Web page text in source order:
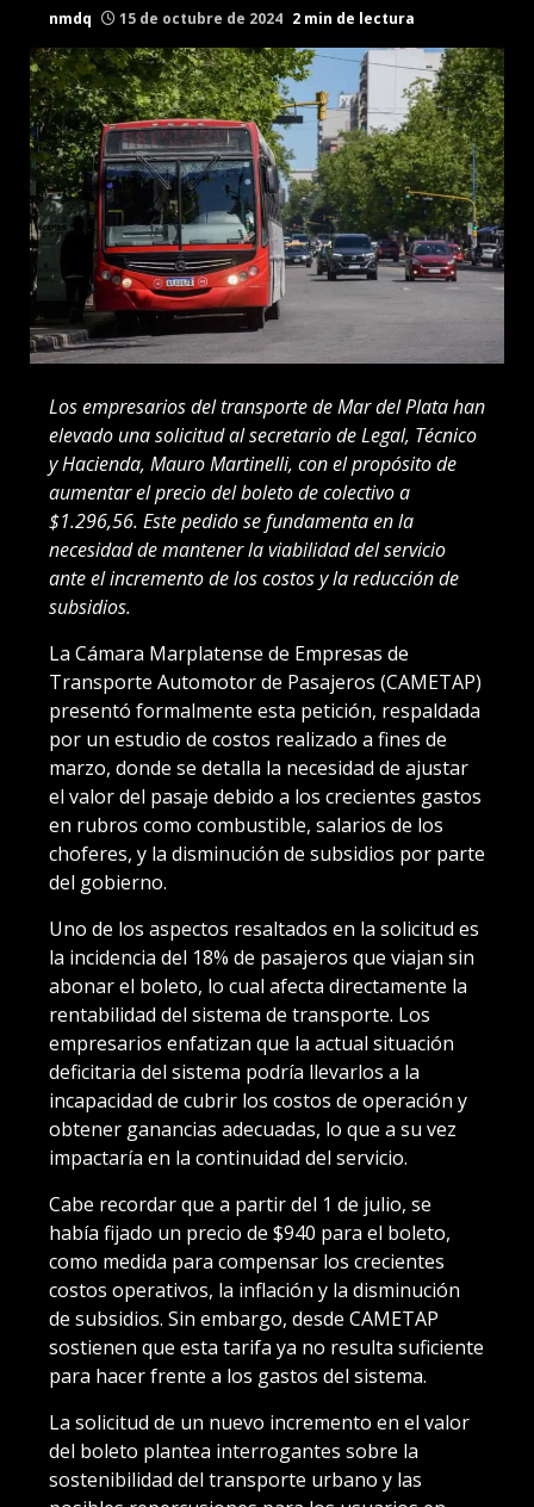
nmdq 15 de octubre de 2024 2 min de lectura
Los empresarios del transporte de Mar del Plata han
elevado una solicitud al secretario de Legal, Técnico
y Hacienda, Mauro Martinelli, con el propósito de
aumentar el precio del boleto de colectivo a
$1.296,56. Este pedido se fundamenta en la
necesidad de mantener la viabilidad del servicio
ante el incremento de los costos y la reducción de
subsidios.
La Cámara Marplatense de Empresas de
Transporte Automotor de Pasajeros (CAMETAP)
presentó formalmente esta petición, respaldada
por un estudio de costos realizado a fines de
marzo, donde se detalla la necesidad de ajustar
el valor del pasaje debido a los crecientes gastos
en rubros como combustible, salarios de los
choferes, y la disminución de subsidios por parte
del gobierno.
Uno de los aspectos resaltados en la solicitud es
la incidencia del 18% de pasajeros que viajan sin
abonar el boleto, lo cual afecta directamente la
rentabilidad del sistema de transporte. Los
empresarios enfatizan que la actual situación
deficitaria del sistema podría llevarlos a la
incapacidad de cubrir los costos de operación y
obtener ganancias adecuadas, lo que a su vez
impactaría en la continuidad del servicio.
Cabe recordar que a partir del 1 de julio, se
había fijado un precio de $940 para el boleto,
como medida para compensar los crecientes
costos operativos, la inflación y la disminución
de subsidios. Sin embargo, desde CAMETAP
sostienen que esta tarifa ya no resulta suficiente
para hacer frente a los gastos del sistema.
La solicitud de un nuevo incremento en el valor
del boleto plantea interrogantes sobre la
sostenibilidad del transporte urbano y las